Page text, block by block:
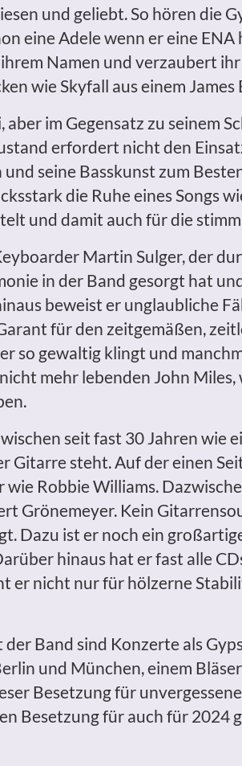
und geliebt. So hören die
eine Adele wenn er eine
Namen und verzaubert
wie Skyfall aus einem
im Gegensatz zu seinem
erfordert nicht den
seine Basskunst zum
die Ruhe eines Songs
und damit auch für die
Martin Sulger, der
in der Band gesorgt hat
beweist er unglaubliche
für den zeitgemäßen,
so gewaltig klingt und
mehr lebenden John
seit fast 30 Jahren wie
Gitarre steht. Auf der einen
wie Robbie Williams.
Grönemeyer. Kein
Dazu ist er noch ein
hinaus hat er fast alle
er nicht nur für hölzerne
Band sind Konzerte als
und München, einem
Besetzung für
Besetzung für auch für